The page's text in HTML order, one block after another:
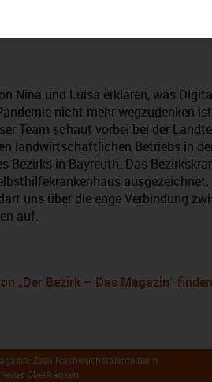
Nina und Luisa erklären, was
nicht mehr wegzudenken
Team schaut vorbei bei der
landwirtschaftlichen Betriebs in
Bezirks in Bayreuth. Das
uns über die enge Verbindung
auf.
„Der Bezirk – Das Magazin“
Zwei Nachwuchstalente beim
Oberfranken